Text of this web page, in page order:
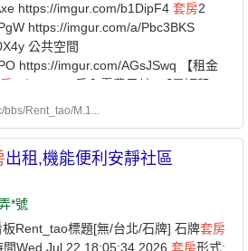
https://imgur.com/b1DipF4 套房2
https://imgur.com/a/Pbc3BKS
公共空間
https://imgur.com/AGsJSwq 【租金
2 $10500 (房內電費另計) 【最短租
租金 【提供設備】免費寬頻網路 冷氣
外窗】 有 ◎ 地點位於台北市大安區師大
分鐘。 ◎ 通風好。屋況佳。近師大夜
立電表，電費一度5塊。 ◎ 不可開伙。
bbs/Rent_tao/M.1...
出租,機能便利安靜社區
*號
Rent_tao標題[無/台北/石牌] 石牌套房
Wed Jul 22 18:05:34 2026 套房形式: